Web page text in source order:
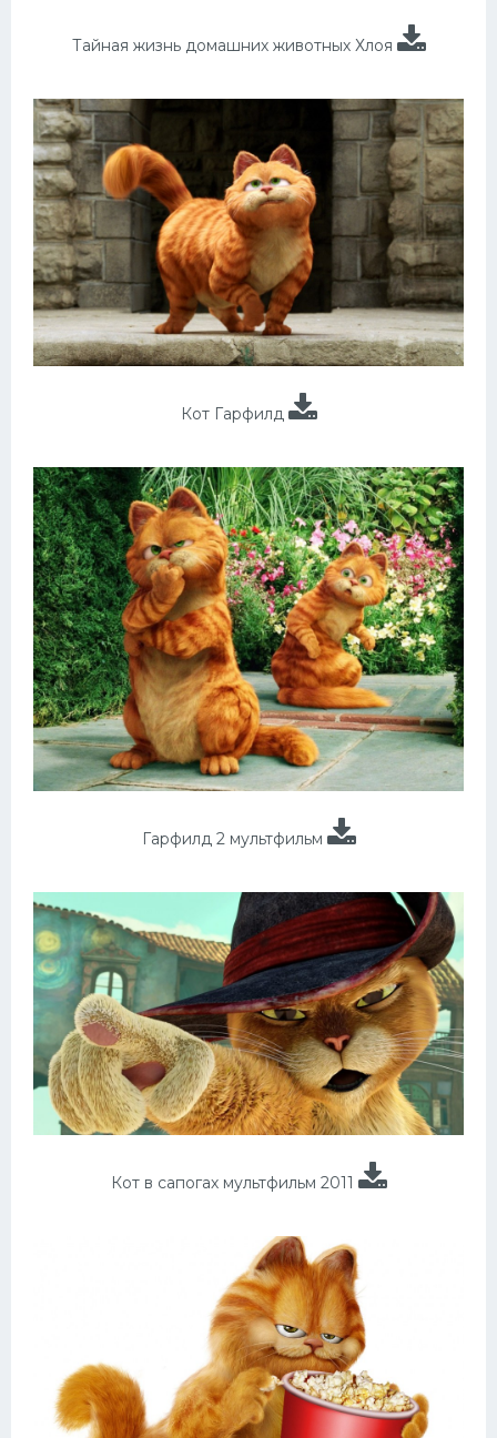
Тайная жизнь домашних животных Хлоя
Кот Гарфилд
Гарфилд 2 мультфильм
Кот в сапогах мультфильм 2011